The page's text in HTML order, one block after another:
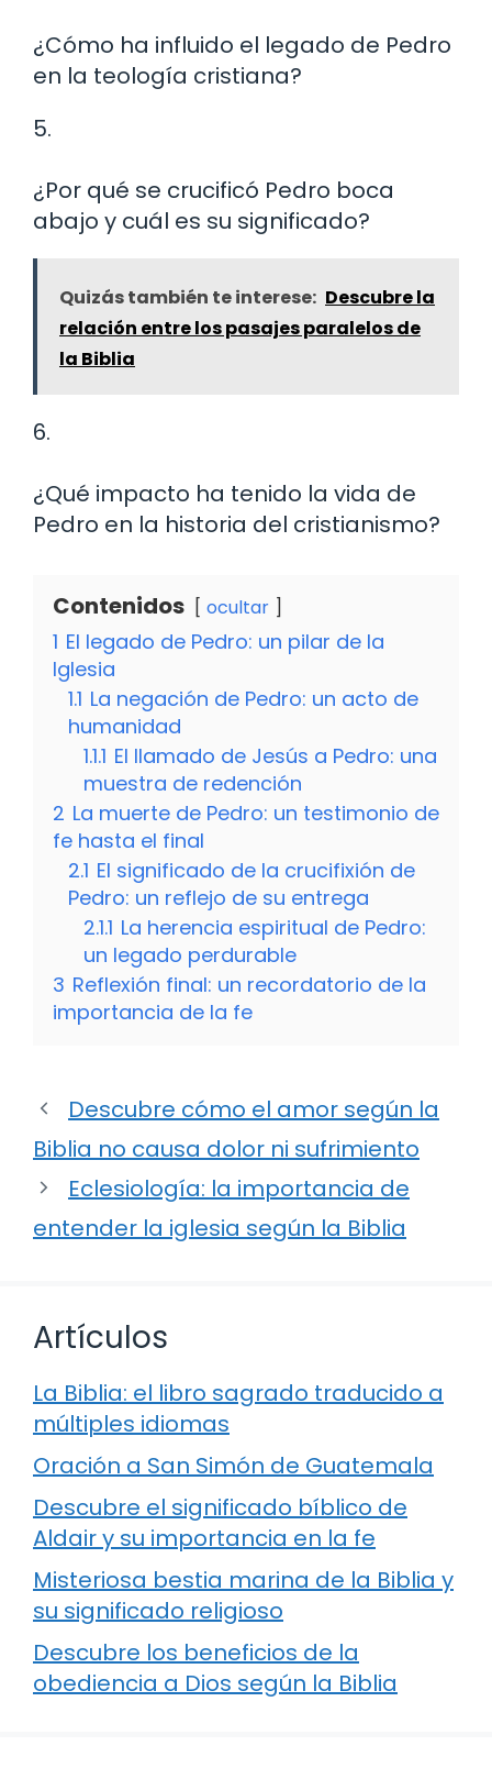
¿Cómo ha influido el legado de Pedro
en la teología cristiana?
5.
¿Por qué se crucificó Pedro boca
abajo y cuál es su significado?
Quizás también te interese: Descubre la
relación entre los pasajes paralelos de
la Biblia
6.
¿Qué impacto ha tenido la vida de
Pedro en la historia del cristianismo?
Contenidos ocultar
1 El legado de Pedro: un pilar de la
Iglesia
1.1 La negación de Pedro: un acto de
humanidad
1.1.1 El llamado de Jesús a Pedro: una
muestra de redención
2 La muerte de Pedro: un testimonio de
fe hasta el final
2.1 El significado de la crucifixión de
Pedro: un reflejo de su entrega
2.1.1 La herencia espiritual de Pedro:
un legado perdurable
3 Reflexión final: un recordatorio de la
importancia de la fe
Descubre cómo el amor según la
Biblia no causa dolor ni sufrimiento
Eclesiología: la importancia de
entender la iglesia según la Biblia
Artículos
La Biblia: el libro sagrado traducido a
múltiples idiomas
Oración a San Simón de Guatemala
Descubre el significado bíblico de
Aldair y su importancia en la fe
Misteriosa bestia marina de la Biblia y
su significado religioso
Descubre los beneficios de la
obediencia a Dios según la Biblia